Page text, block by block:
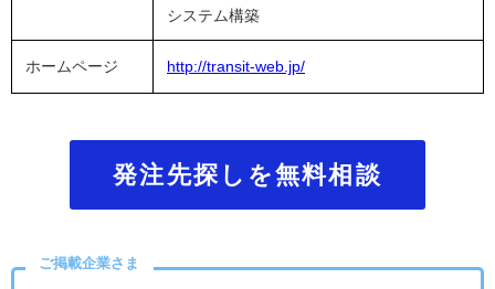
システム構築
ホームページ http://transit-web.jp/
発注先探しを無料相談
ご掲載企業さま